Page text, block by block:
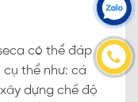
có thể đáp
thể như: cá
dựng chế độ